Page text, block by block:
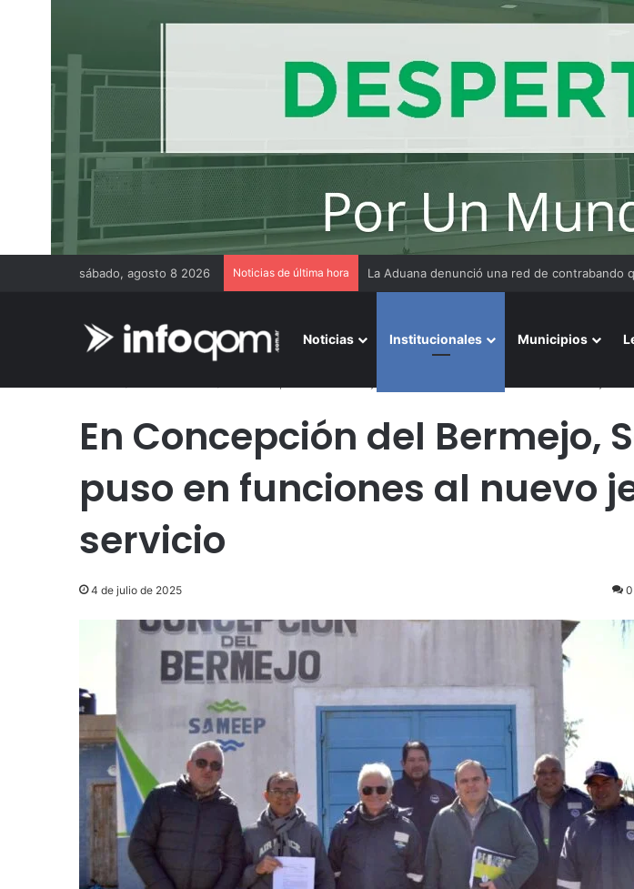
sábado, agosto 8 2026 Noticias de última hora Thiago Medina fue imputado por abuso
Noticias Institucionales Municipios
En Concepción del Bermejo,
puso en funciones al nuevo
servicio
4 de julio de 2025 0